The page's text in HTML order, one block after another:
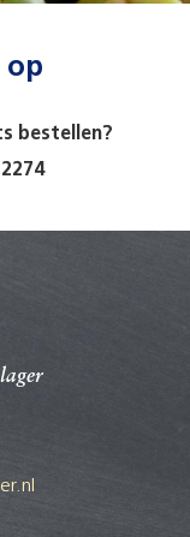
op
bestellen?